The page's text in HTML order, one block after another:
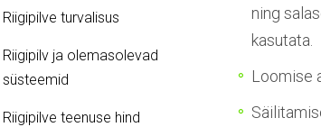
Riigipilve turvalisus
Riigipilv ja olemasolevad
süsteemid
Riigipilve teenuse hind
ning
kasutata.
Loomise